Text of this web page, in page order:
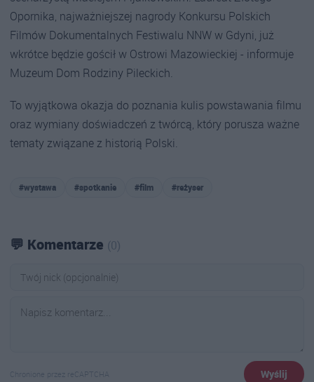
Opornika, najważniejszej nagrody Konkursu Polskich
Filmów Dokumentalnych Festiwalu NNW w Gdyni, już
wkrótce będzie gościł w Ostrowi Mazowieckiej - informuje
Muzeum Dom Rodziny Pileckich.
To wyjątkowa okazja do poznania kulis powstawania filmu
oraz wymiany doświadczeń z twórcą, który porusza ważne
tematy związane z historią Polski.
#wystawa #spotkanie #film #reżyser
💬 Komentarze (0)
Chronione przez reCAPTCHA Wyślij